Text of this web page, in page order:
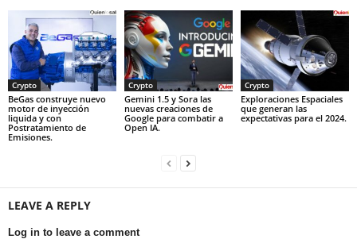
Crypto
BeGas construye nuevo
motor de inyección
liquida y con
Postratamiento de
Emisiones.
Crypto
Gemini 1.5 y Sora las
nuevas creaciones de
Google para combatir a
Open IA.
Crypto
Exploraciones Espaciales
que generan las
expectativas para el 2024.
LEAVE A REPLY
Log in to leave a comment